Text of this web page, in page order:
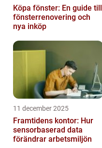
Köpa fönster: En guide till
fönsterrenovering och
nya inköp
11 december 2025
Framtidens kontor: Hur
sensorbaserad data
förändrar arbetsmiljön